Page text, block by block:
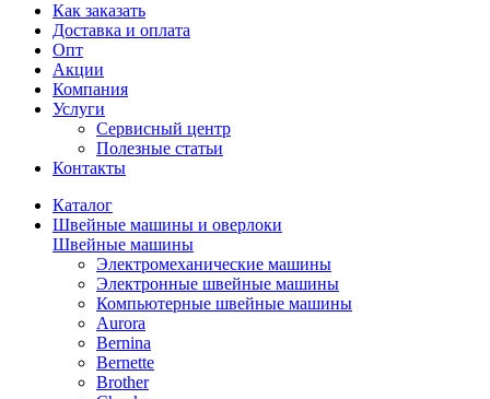
Как заказать
Доставка и оплата
Опт
Акции
Компания
Услуги
Сервисный центр
Полезные статьи
Контакты
Каталог
Швейные машины и оверлоки
Швейные машины
Электромеханические машины
Электронные швейные машины
Компьютерные швейные машины
Aurora
Bernina
Bernette
Brother